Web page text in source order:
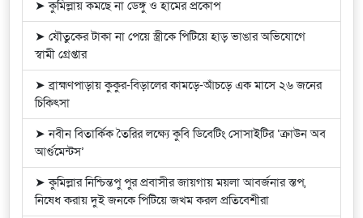
➤ কুমিল্লায় কমছে না ডেঙ্গু ও হামের প্রকোপ
➤ যৌতুকের টাকা না পেয়ে স্ত্রীকে পিটিয়ে হাড় ভাঙার অভিযোগে
স্বামী গ্রেপ্তার
➤ ব্রাহ্মণপাড়ায় কুকুর-বিড়ালের কামড়ে-আঁচড়ে এক মাসে ২৬ জনের
চিকিৎসা
➤ নবীন বিতার্কিক তৈরির লক্ষ্যে কুবি ডিবেটিং সোসাইটির ‘ক্রাউন অব
আর্গুমেন্টস’
➤ কুমিল্লার নিশ্চিন্তপু পুর প্রবাসীর জায়গায় ময়লা আবর্জনার স্তপ,
নিষেধ করায় দুই জনকে পিটিয়ে জখম করল প্রতিবেশীরা